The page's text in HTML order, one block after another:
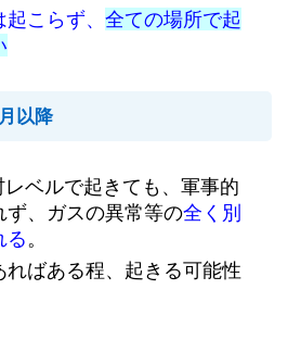
こらず、 全ての場所で起
以降
ベルで起きても、軍事的
ず、ガスの異常等の全く別
る。
ればある程、起きる可能性